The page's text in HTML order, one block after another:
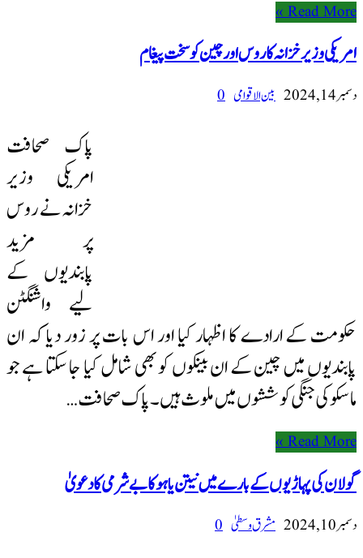
Read More »
امریکی وزیر خزانہ کا روس اور چین کو سخت پیغام
دسمبر 14, 2024 بین الاقوامی 0
پاک صحافت
امریکی وزیر
خزانہ نے روس
پر مزید
پابندیوں کے
لیے واشنگٹن
حکومت کے ارادے کا اظہار کیا اور اس بات پر زور دیا کہ ان
پابندیوں میں چین کے ان بینکوں کو بھی شامل کیا جا سکتا ہے جو
ماسکو کی جنگی کوششوں میں ملوث ہیں۔ پاک صحافت …
Read More »
گولان کی پہاڑیوں کے بارے میں نیتن یاہو کا بے شرمی کا دعویٰ
دسمبر 10, 2024 مشرق وسطیٰ 0